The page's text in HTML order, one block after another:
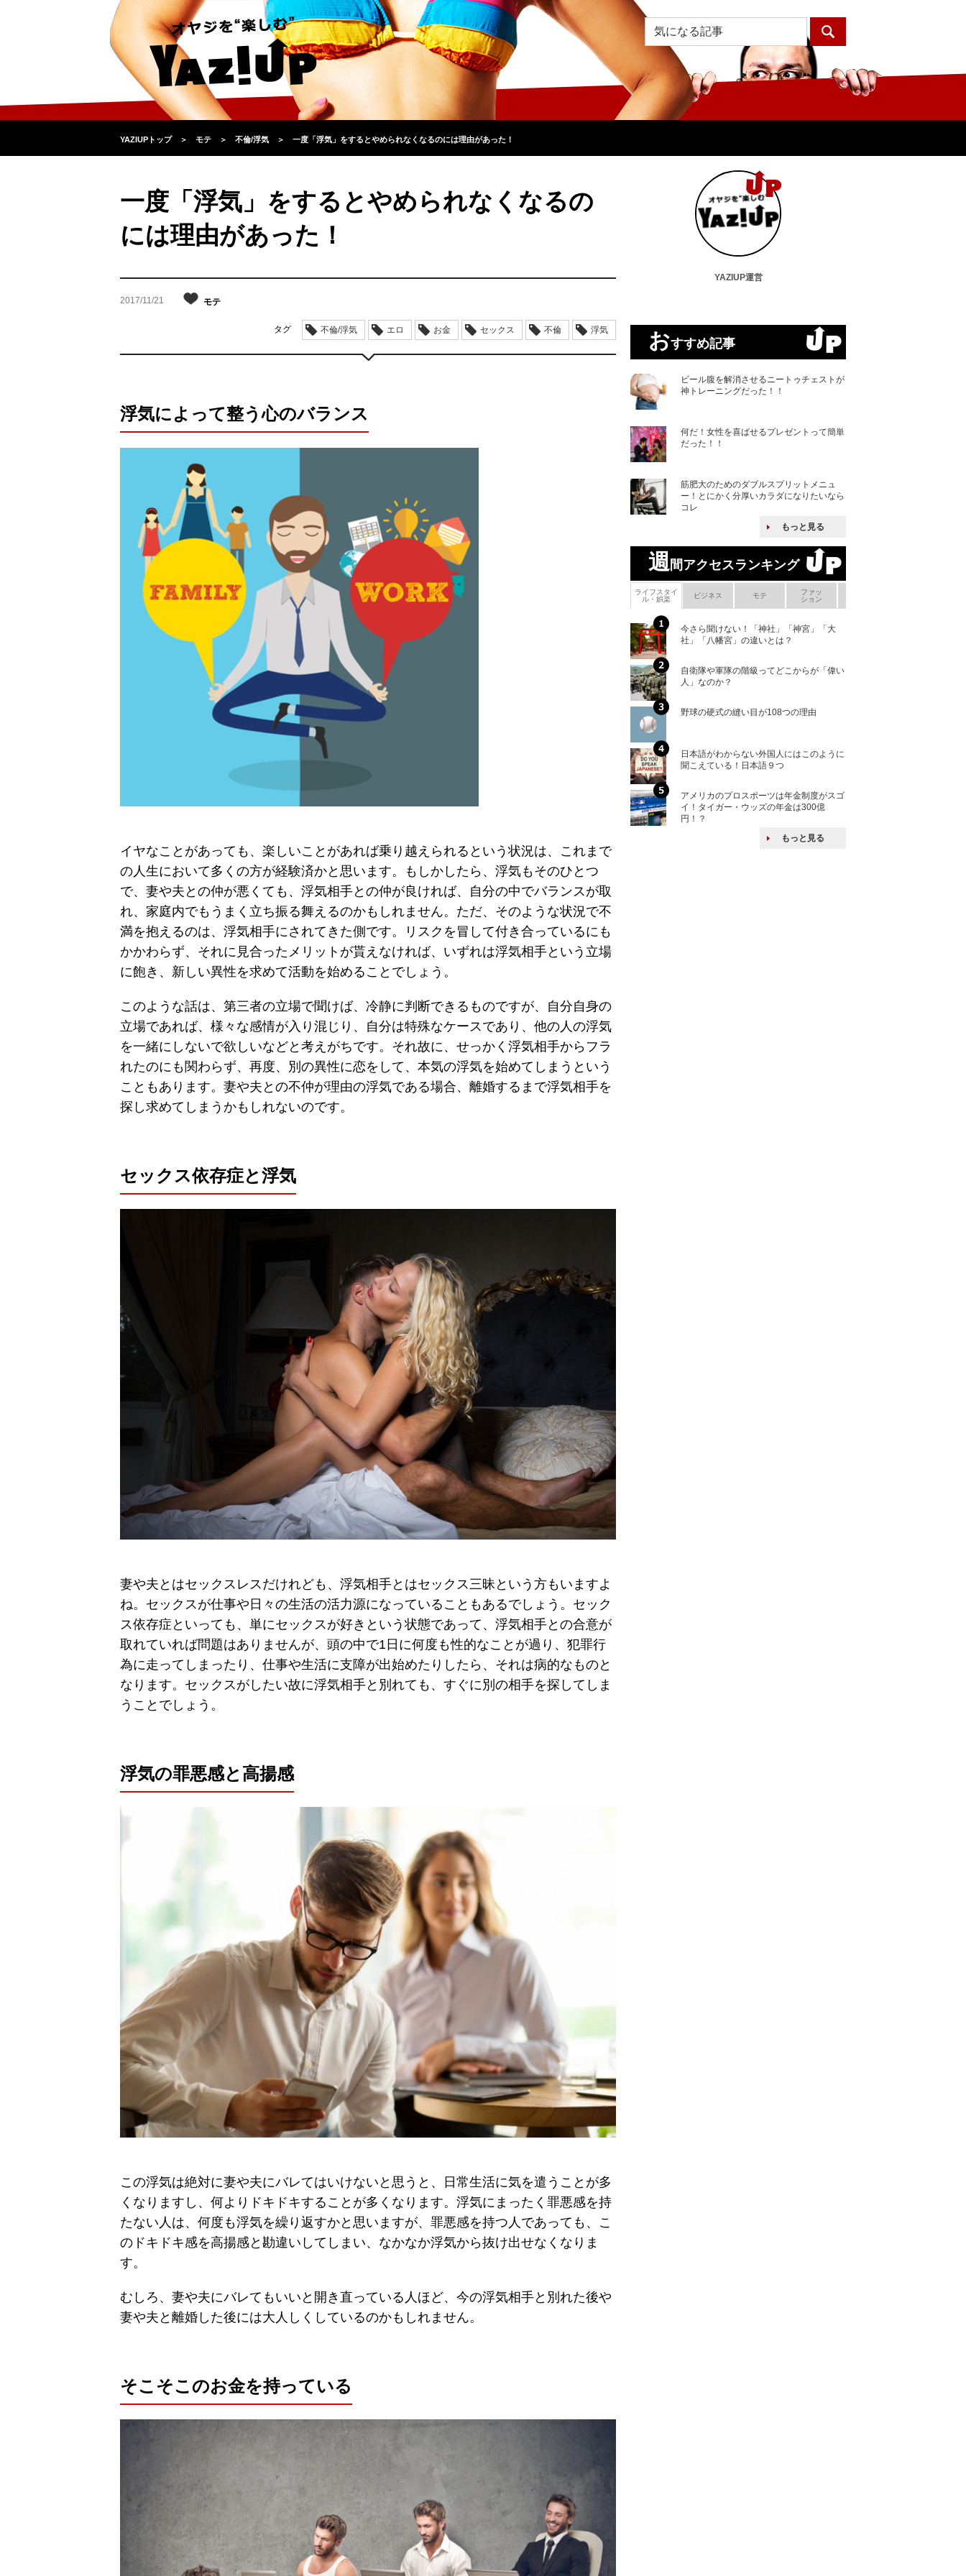
YAZIUPトップ ＞ モテ ＞ 不倫/浮気 ＞ 一度「浮気」をするとやめられなくなるのには理由があった！
一度「浮気」をするとやめられなくなるの
には理由があった！
2017/11/21 モテ
タグ 不倫/浮気 エロ お金 セックス 不倫 浮気
浮気によって整う心のバランス
イヤなことがあっても、楽しいことがあれば乗り越えられるという状況は、これまで
の人生において多くの方が経験済かと思います。もしかしたら、浮気もそのひとつ
で、妻や夫との仲が悪くても、浮気相手との仲が良ければ、自分の中でバランスが取
れ、家庭内でもうまく立ち振る舞えるのかもしれません。ただ、そのような状況で不
満を抱えるのは、浮気相手にされてきた側です。リスクを冒して付き合っているにも
かかわらず、それに見合ったメリットが貰えなければ、いずれは浮気相手という立場
に飽き、新しい異性を求めて活動を始めることでしょう。
このような話は、第三者の立場で聞けば、冷静に判断できるものですが、自分自身の
立場であれば、様々な感情が入り混じり、自分は特殊なケースであり、他の人の浮気
を一緒にしないで欲しいなどと考えがちです。それ故に、せっかく浮気相手からフラ
れたのにも関わらず、再度、別の異性に恋をして、本気の浮気を始めてしまうという
こともあります。妻や夫との不仲が理由の浮気である場合、離婚するまで浮気相手を
探し求めてしまうかもしれないのです。
セックス依存症と浮気
妻や夫とはセックスレスだけれども、浮気相手とはセックス三昧という方もいますよ
ね。セックスが仕事や日々の生活の活力源になっていることもあるでしょう。セック
ス依存症といっても、単にセックスが好きという状態であって、浮気相手との合意が
取れていれば問題はありませんが、頭の中で1日に何度も性的なことが過り、犯罪行
為に走ってしまったり、仕事や生活に支障が出始めたりしたら、それは病的なものと
なります。セックスがしたい故に浮気相手と別れても、すぐに別の相手を探してしま
うことでしょう。
浮気の罪悪感と高揚感
この浮気は絶対に妻や夫にバレてはいけないと思うと、日常生活に気を遣うことが多
くなりますし、何よりドキドキすることが多くなります。浮気にまったく罪悪感を持
たない人は、何度も浮気を繰り返すかと思いますが、罪悪感を持つ人であっても、こ
のドキドキ感を高揚感と勘違いしてしまい、なかなか浮気から抜け出せなくなりま
す。
むしろ、妻や夫にバレてもいいと開き直っている人ほど、今の浮気相手と別れた後や
妻や夫と離婚した後には大人しくしているのかもしれません。
そこそこのお金を持っている
YAZIUP運営
おすすめ記事
ビール腹を解消させるニートゥチェストが
神トレーニングだった！！
何だ！女性を喜ばせるプレゼントって簡単
だった！！
筋肥大のためのダブルスプリットメニュ
ー！とにかく分厚いカラダになりたいなら
コレ
もっと見る
週間アクセスランキング
ライフスタイ
ル・娯楽
ビジネス モテ
ファッ
ション
今さら聞けない！「神社」「神宮」「大
社」「八幡宮」の違いとは？
自衛隊や軍隊の階級ってどこからが「偉い
人」なのか？
野球の硬式の縫い目が108つの理由
日本語がわからない外国人にはこのように
聞こえている！日本語９つ
アメリカのプロスポーツは年金制度がスゴ
イ！タイガー・ウッズの年金は300億
円！？
もっと見る